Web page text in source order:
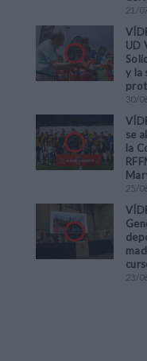
21 /
UD
y la
30/
se
la
25/
23/